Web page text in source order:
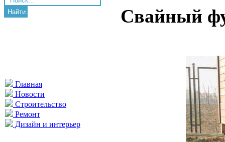
Найти
Главная
Новости
Строительство
Ремонт
Дизайн и интерьер
Свайный